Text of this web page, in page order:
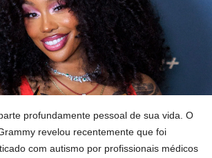
profundamente pessoal de sua vida. O
revelou recentemente que foi
com autismo por profissionais médicos